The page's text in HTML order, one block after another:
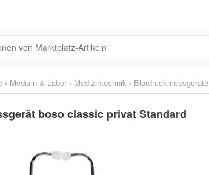
› Medizin & Labor › Medizintechnik › Blutdruckmessgeräte
boso classic privat Standard